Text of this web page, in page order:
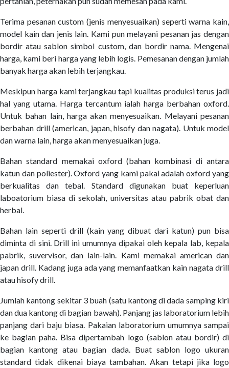
Terima pesanan custom (jenis menyesuaikan) seperti warna kain,
model kain dan jenis lain. Kami pun melayani pesanan jas dengan
bordir atau sablon simbol custom, dan bordir nama. Mengenai
harga, kami beri harga yang lebih logis. Pemesanan dengan jumlah
banyak harga akan lebih terjangkau.
Meskipun harga kami terjangkau tapi kualitas produksi terus jadi
hal yang utama. Harga tercantum ialah harga berbahan oxford.
Untuk bahan lain, harga akan menyesuaikan. Melayani pesanan
berbahan drill (american, japan, hisofy dan nagata). Untuk model
dan warna lain, harga akan menyesuaikan juga.
Bahan standard memakai oxford (bahan kombinasi di antara
katun dan poliester). Oxford yang kami pakai adalah oxford yang
berkualitas dan tebal. Standard digunakan buat keperluan
laboatorium biasa di sekolah, universitas atau pabrik obat dan
herbal.
Bahan lain seperti drill (kain yang dibuat dari katun) pun bisa
diminta di sini. Drill ini umumnya dipakai oleh kepala lab, kepala
pabrik, suvervisor, dan lain-lain. Kami memakai american dan
japan drill. Kadang juga ada yang memanfaatkan kain nagata drill
atau hisofy drill.
Jumlah kantong sekitar 3 buah (satu kantong di dada samping kiri
dan dua kantong di bagian bawah). Panjang jas laboratorium lebih
panjang dari baju biasa. Pakaian laboratorium umumnya sampai
ke bagian paha. Bisa dipertambah logo (sablon atau bordir) di
bagian kantong atau bagian dada. Buat sablon logo ukuran
standard tidak dikenai biaya tambahan. Akan tetapi jika logo